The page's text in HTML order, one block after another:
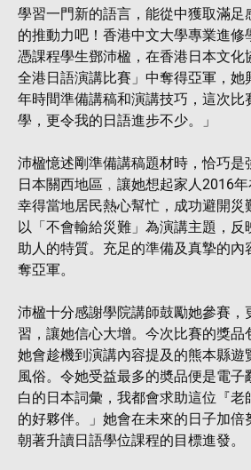
學習一門新的語言，能從中獲取滿足
的推動力吧！香港中文大學專業進修
憑課程學生鄧沛楹，在香港日本文化
全港日語演講比賽」中奪得亞軍，她
年時間準備講稿和演講技巧，這次比
學，更令我的日語進步不少。」
沛楹憶述剛準備講稿題材時，恰巧是
日本關西地區﹐讓她想起家人2016年
幸得當地居民熱心幫忙，成功避開災
以「不會輸給災難」為演講主題，反
助人的特質。充足的準備及真摯的內
奪亞軍。
沛楹十分感謝學院講師鼓勵她參賽，
習，讓她信心大增。今次比賽的獎品
她會趁機到演講內容提及的熊本縣遊
風俗。令她受益最多的奬品便是電子
白的日本詞彙，我都會求助這位『老
的好夥伴。」她會在未來的日子加倍
朝著升讀日語學位課程的目標進發。